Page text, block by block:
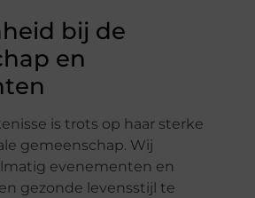
bij de
en
is trots op haar sterke
gemeenschap. Wij
evenementen en
gezonde levensstijl te